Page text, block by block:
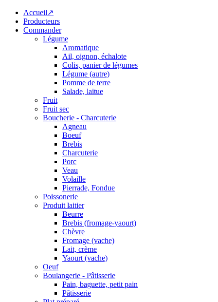
Accueil↗
Producteurs
Commander
Légume
Aromatique
Ail, oignon, échalote
Colis, panier de légumes
Légume (autre)
Pomme de terre
Salade, laitue
Fruit
Fruit sec
Boucherie - Charcuterie
Agneau
Boeuf
Brebis
Charcuterie
Porc
Veau
Volaille
Pierrade, Fondue
Poissonerie
Produit laitier
Beurre
Brebis (fromage-yaourt)
Chèvre
Fromage (vache)
Lait, crème
Yaourt (vache)
Oeuf
Boulangerie - Pâtisserie
Pain, baguette, petit pain
Pâtisserie